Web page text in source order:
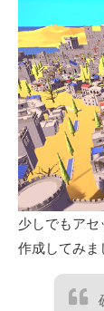
少しでもア
作成してみま